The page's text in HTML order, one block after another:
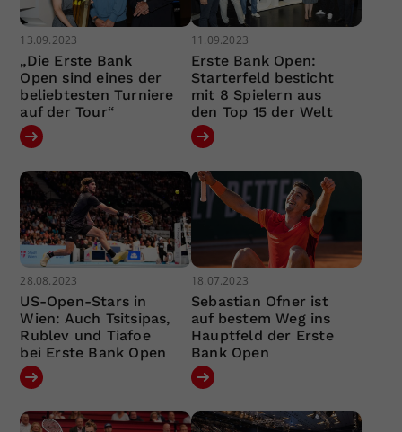
13.09.2023
„Die Erste Bank
Open sind eines der
beliebtesten Turniere
auf der Tour“
11.09.2023
Erste Bank Open:
Starterfeld besticht
mit 8 Spielern aus
den Top 15 der Welt
28.08.2023
US-Open-Stars in
Wien: Auch Tsitsipas,
Rublev und Tiafoe
bei Erste Bank Open
18.07.2023
Sebastian Ofner ist
auf bestem Weg ins
Hauptfeld der Erste
Bank Open